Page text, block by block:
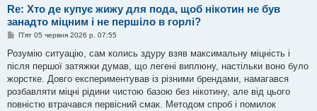
Re: Хто де купує жижу для пода, щоб нікотин не був
занадто міцним і не першіло в горлі?
П
в
д
о
м
л
е
П'ят 05 червня 2026 р. 07:55
Розумію ситуацію, сам колись здуру взяв максимальну міцність і
після першої затяжки думав, що легені виплюну, настільки воно було
жорстке. Довго експериментував із різними брендами, намагався
розбавляти міцні рідини чистою базою без нікотину, але від цього
повністю втрачався первісний смак. Методом спроб і помилок